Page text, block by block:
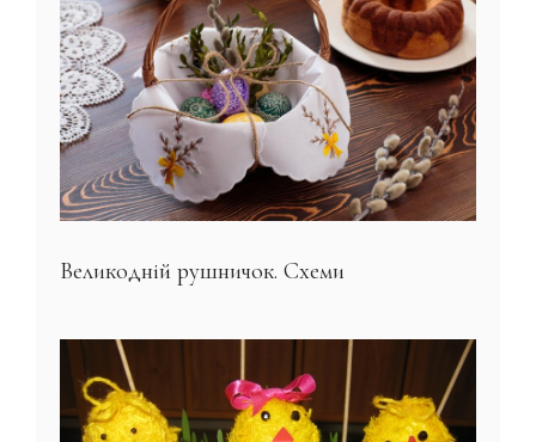
Великодній рушничок. Схеми